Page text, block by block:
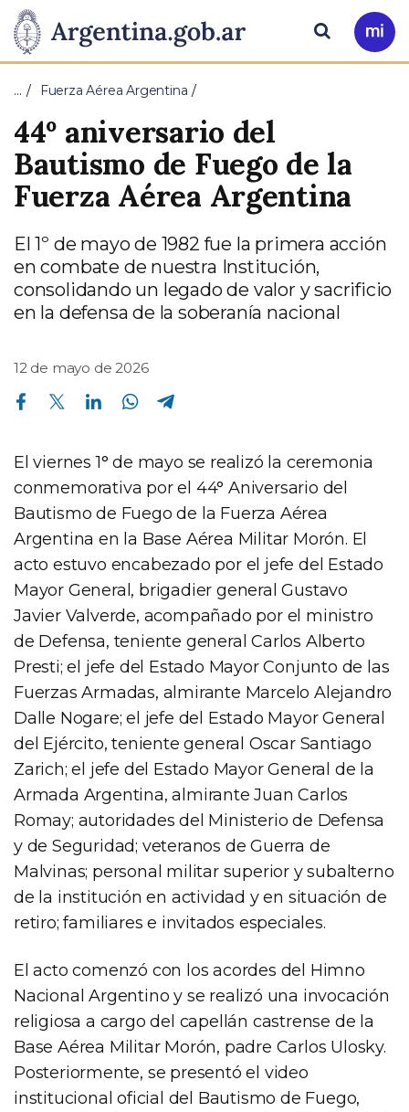
Presidencia
de
Nación
Pasar al contenido principal
Ir
a
Buscar
… Fuerza Aérea Argentina
44º aniversario del
Bautismo de Fuego de la
Fuerza Aérea Argentina
El 1º de mayo de 1982 fue la primera acción
en combate de nuestra Institución,
consolidando un legado de valor y sacrificio
en la defensa de la soberanía nacional
12 de mayo de 2026
Compartir en Facebook Compartir en Twitter Compartir en Linkedin Compartir en Whatsapp
El viernes 1° de mayo se realizó la ceremonia
conmemorativa por el 44° Aniversario del
Bautismo de Fuego de la Fuerza Aérea
Argentina en la Base Aérea Militar Morón. El
acto estuvo encabezado por el jefe del Estado
Mayor General, brigadier general Gustavo
Javier Valverde, acompañado por el ministro
de Defensa, teniente general Carlos Alberto
Presti; el jefe del Estado Mayor Conjunto de las
Fuerzas Armadas, almirante Marcelo Alejandro
Dalle Nogare; el jefe del Estado Mayor General
del Ejército, teniente general Oscar Santiago
Zarich; el jefe del Estado Mayor General de la
Armada Argentina, almirante Juan Carlos
Romay; autoridades del Ministerio de Defensa
y de Seguridad; veteranos de Guerra de
Malvinas; personal militar superior y subalterno
de la institución en actividad y en situación de
retiro; familiares e invitados especiales.
El acto comenzó con los acordes del Himno
Nacional Argentino y se realizó una invocación
religiosa a cargo del capellán castrense de la
Base Aérea Militar Morón, padre Carlos Ulosky.
Posteriormente, se presentó el video
institucional oficial del Bautismo de Fuego,